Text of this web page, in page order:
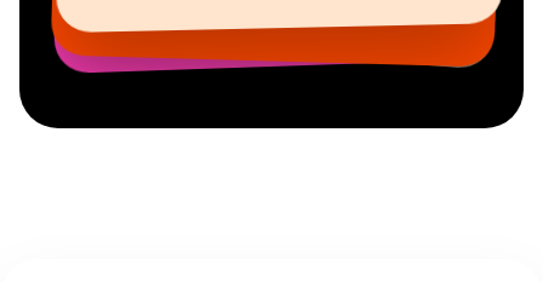
AuthentIQMarketing.com